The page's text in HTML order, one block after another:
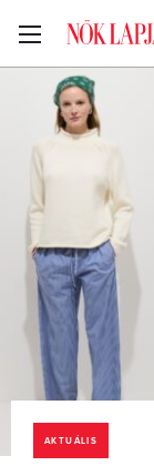
AKTUÁLIS